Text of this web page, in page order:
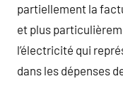
partiellement la
et plus
l’électricité qui
dans les dépenses